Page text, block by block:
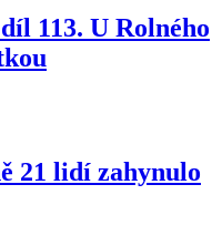
113. U Rolného
21 lidí zahynulo